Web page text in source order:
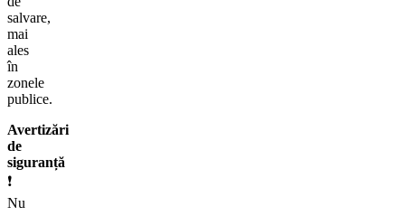
salvare,
mai
ales
în
zonele
publice.
Avertizări
de
siguranță
❗
Nu